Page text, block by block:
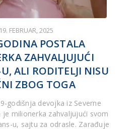
19. FEBRUAR, 2025
POSTALA
ZAHVALJUJUĆI
ALI RODITELJI NISU
ZBOG TOGA
godišnja devojka iz Severne
je milionerka zahvaljujući svom
u, sajtu za odrasle. Zarađuje